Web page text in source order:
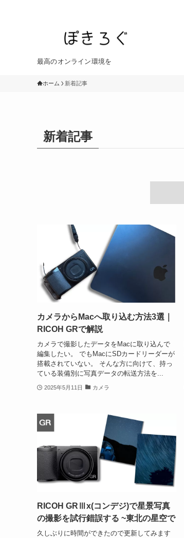
最高のオンライン環境を
ホーム 新着記事
新着記事
カメラからMacへ取り込む方法3選｜
RICOH GRで解説
カメラで撮影したデータをMacに取り込んで
編集したい。 でもMacにSDカードリーダーが
搭載されていない。 そんな方に向けて、持っ
ている装備別に写真データの転送方法を...
2025年5月11日 カメラ
RICOH GRⅢx(コンデジ)で星景写真
の撮影を試行錯誤する ~東北の星空で
久しぶりに時間ができたので更新してみます